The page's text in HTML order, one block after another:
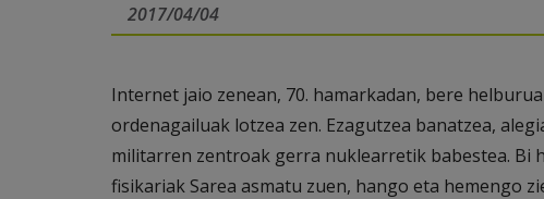
2017/04/04
Internet jaio zenean, 70. hamarkadan, bere
ordenagailuak lotzea zen. Ezagutzea banatzea,
militarren zentroak gerra nuklearretik babestea. Bi
fisikariak Sarea asmatu zuen, hango eta hemengo